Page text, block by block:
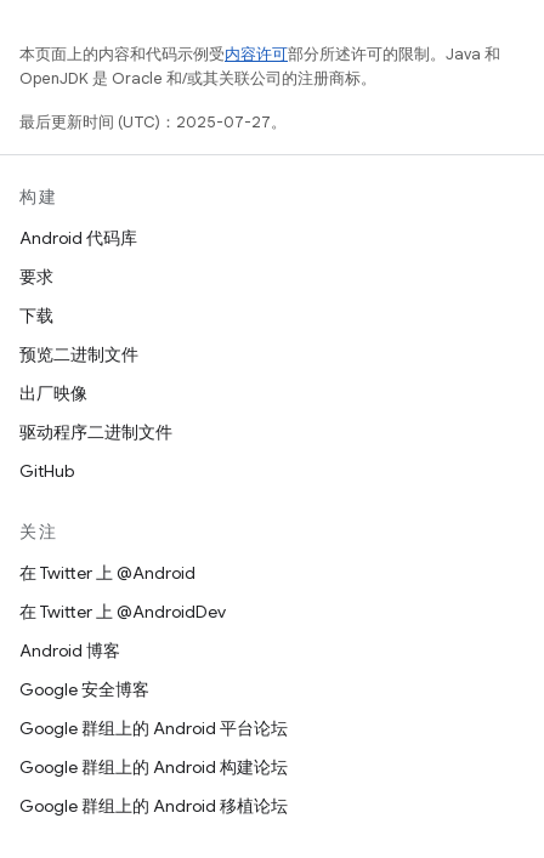
本页面上的内容和代码示例受内容许可部分所述许可的限制。Java 和
OpenJDK 是 Oracle 和/或其关联公司的注册商标。
最后更新时间 (UTC)：2025-07-27。
构建
Android 代码库
要求
下载
预览二进制文件
出厂映像
驱动程序二进制文件
GitHub
关注
在 Twitter 上 @Android
在 Twitter 上 @AndroidDev
Android 博客
Google 安全博客
Google 群组上的 Android 平台论坛
Google 群组上的 Android 构建论坛
Google 群组上的 Android 移植论坛